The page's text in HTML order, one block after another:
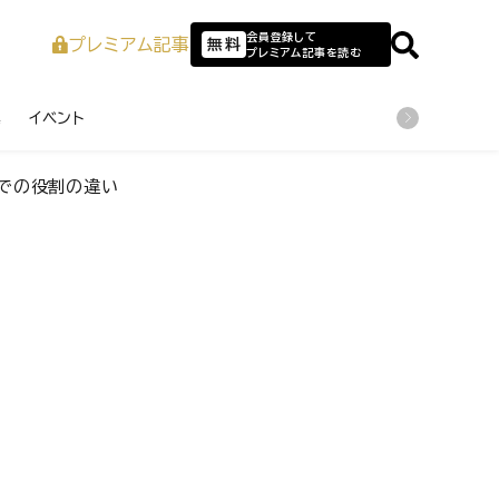
プレミアム記事 無料 会員登録して
プレミアム記事を読む
イベント
での役割の違い